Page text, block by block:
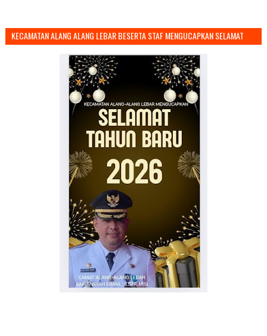
KECAMATAN ALANG ALANG LEBAR BESERTA STAF MENGUCAPKAN SELAMAT